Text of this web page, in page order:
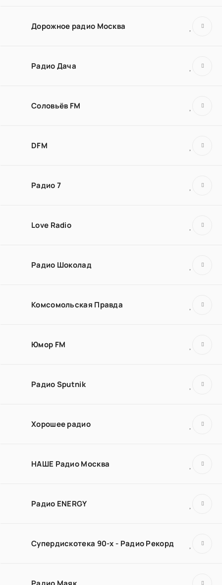
Дорожное радио Москва
Радио Дача
Соловьёв FM
DFM
Радио 7
Love Radio
Радио Шоколад
Комсомольская Правда
Юмор FM
Радио Sputnik
Хорошее радио
НАШЕ Радио Москва
Радио ENERGY
Супердискотека 90-х - Радио Рекорд